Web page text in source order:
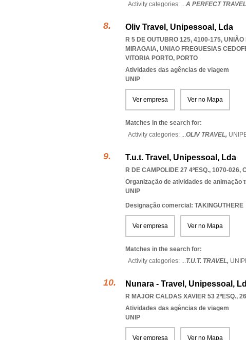
Activity categories: ...A PERFECT
Oliv Travel, Unipessoal, Lda
R 5 DE OUTUBRO 125, 4100-175,
MIRAGAIA, UNIAO FREGUESIAS
VITORIA PORTO, PORTO
Atividades das agências de viagem
UNIP
Ver empresa Ver no Mapa
Matches in the search for:
Activity categories: ...OLIV TRAVEL,
T.u.t. Travel, Unipessoal, Lda
R DE CAMPOLIDE 27 4ºESQ., 1070-026,
Organização de atividades de animação
UNIP
Designação comercial: TAKINGUTHERE
Ver empresa Ver no Mapa
Matches in the search for:
Activity categories: ...T.U.T. TRAVEL,
Nunara - Travel, Unipessoal,
R MAJOR CALDAS XAVIER 53 2ºESQ.,
Atividades das agências de viagem
UNIP
Ver empresa Ver no Mapa